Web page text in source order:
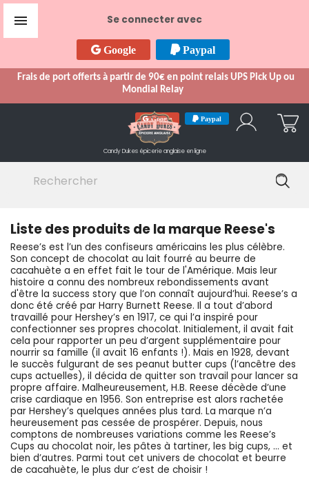
Se connecter avec
Google Paypal
Frais de port offerts à partir de 90€ en point relais UPS Pick Up ou
Mondial Relay

Google Paypal
Candy Dukes épicerie anglaise en ligne
Liste des produits de la marque Reese's
Reese’s est l’un des confiseurs américains les plus célèbre.
Son concept de chocolat au lait fourré au beurre de
cacahuète a en effet fait le tour de l'Amérique. Mais leur
histoire a connu des nombreux rebondissements avant
d'être la success story que l’on connaît aujourd’hui. Reese’s a
donc été créé par Harry Burnett Reese. Il a tout d’abord
travaillé pour Hershey’s en 1917, ce qui l’a inspiré pour
confectionner ses propres chocolat. Initialement, il avait fait
cela pour rapporter un peu d’argent supplémentaire pour
nourrir sa famille (il avait 16 enfants !). Mais en 1928, devant
le succès fulgurant de ses peanut butter cups (l’ancêtre des
cups actuelles), il décida de quitter son travail pour lancer sa
propre affaire. Malheureusement, H.B. Reese décède d’une
crise cardiaque en 1956. Son entreprise est alors rachetée
par Hershey’s quelques années plus tard. La marque n’a
heureusement pas cessée de prospérer. Depuis, nous
comptons de nombreuses variations comme les Reese’s
Cups au chocolat noir, les pâtes à tartiner, les big cups, … et
bien d’autres. Parmi tout cet univers de chocolat et beurre
de cacahuète, le plus dur c’est de choisir !